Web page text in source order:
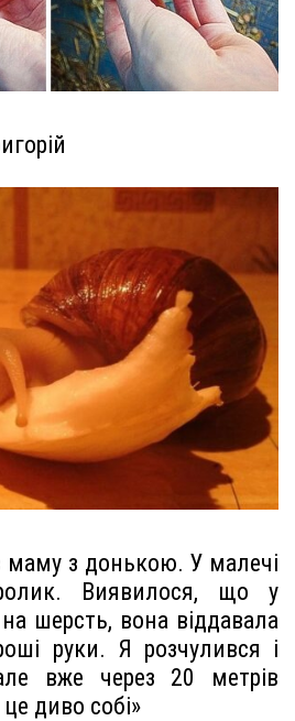
маму з донькою. У малечі
Виявилося, що у
шерсть, вона віддавала
руки. Я розчулився і
вже через 20 метрів
диво собі»